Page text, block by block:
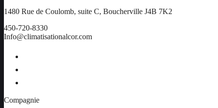
1480 Rue de Coulomb, suite C, Boucherville J4B 7K2
450-720-8330
Info@climatisationalcor.com
Compagnie